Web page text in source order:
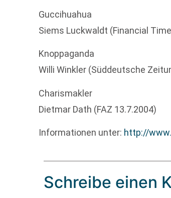
Guccihuahua
Siems Luckwaldt (Financial
Knoppaganda
Willi Winkler (Süddeutsche
Charismakler
Dietmar Dath (FAZ 13.7.2004)
Informationen unter: http://
Schreibe einen